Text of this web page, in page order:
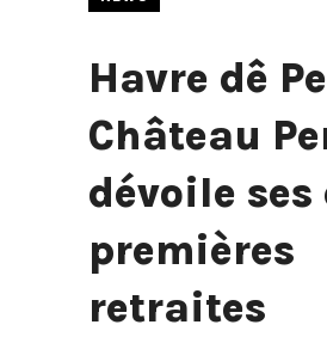
Havre dê
Château
dévoile ses
premières
retraites